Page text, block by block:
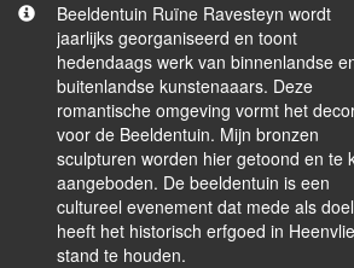
Beeldentuin Ruïne Ravesteyn wordt
jaarlijks georganiseerd en toont
hedendaags werk van binnenlandse
buitenlandse kunstenaaars. Deze
romantische omgeving vormt het
voor de Beeldentuin. Mijn bronzen
sculpturen worden hier getoond en te
aangeboden. De beeldentuin is een
cultureel evenement dat mede als doel
heeft het historisch erfgoed in
stand te houden.